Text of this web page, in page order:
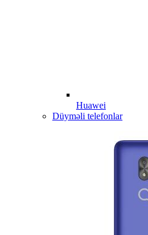
Huawei
Düyməli telefonlar